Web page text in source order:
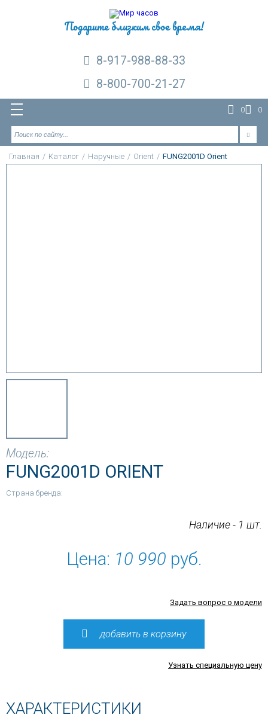
Подарите близким свое время!
8-917-988-88-33
8-800-700-21-27
0 0
Главная / Каталог / Наручные / Orient / FUNG2001D Orient
Модель:
FUNG2001D ORIENT
Страна бренда:
Наличие - 1 шт.
Цена: 10 990 руб.
Задать вопрос о модели
добавить в корзину
Узнать специальную цену
ХАРАКТЕРИСТИКИ